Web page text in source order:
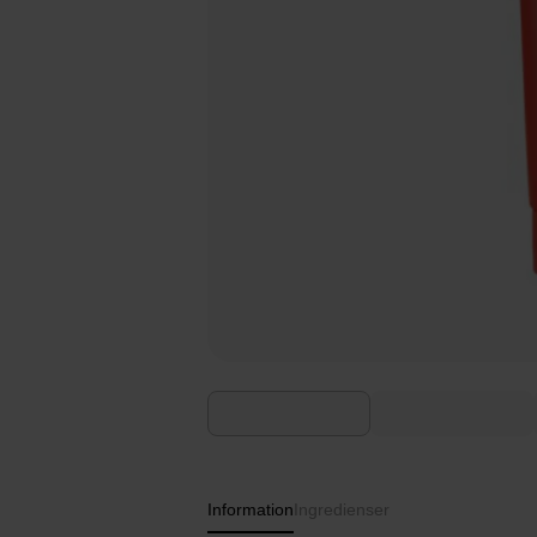
Information Ingredienser